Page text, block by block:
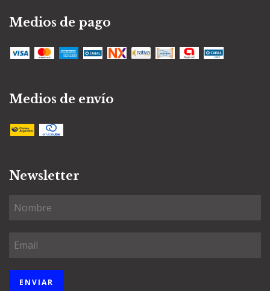
Medios de pago
Medios de envío
Newsletter